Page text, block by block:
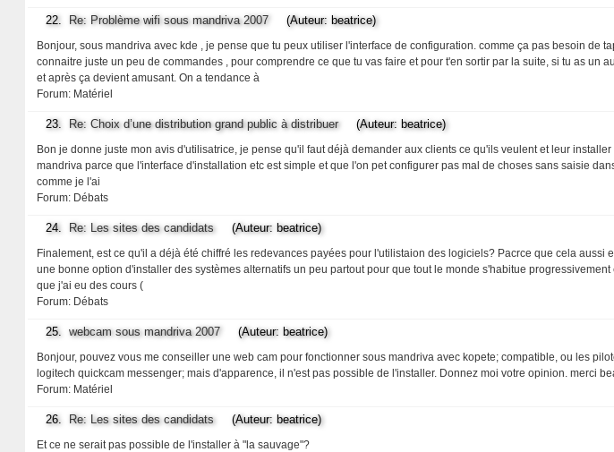
22. Re: Problème wifi sous mandriva 2007(Auteur: beatrice)
Bonjour, sous mandriva avec kde , je pense que tu peux utiliser l'interface de configuration. comme ça pas besoin de
connaitre juste un peu de commandes , pour comprendre ce que tu vas faire et pour t'en sortir par la suite, si tu as un
et après ça devient amusant. On a tendance à
Forum: Matériel
23. Re: Choix d’une distribution grand public à distribuer(Auteur: beatrice)
Bon je donne juste mon avis d'utilisatrice, je pense qu'il faut déjà demander aux clients ce qu'ils veulent et leur
mandriva parce que l'interface d'installation etc est simple et que l'on pet configurer pas mal de choses sans saisie
comme je l'ai
Forum: Débats
24. Re: Les sites des candidats(Auteur: beatrice)
Finalement, est ce qu'il a déjà été chiffré les redevances payées pour l'utilistaion des logiciels? Pacrce que cela aussi
une bonne option d'installer des systèmes alternatifs un peu partout pour que tout le monde s'habitue
que j'ai eu des cours (
Forum: Débats
25. webcam sous mandriva 2007(Auteur: beatrice)
Bonjour, pouvez vous me conseiller une web cam pour fonctionner sous mandriva avec kopete; compatible, ou les
logitech quickcam messenger; mais d'apparence, il n'est pas possible de l'installer. Donnez moi votre opinion. merci
Forum: Matériel
26. Re: Les sites des candidats(Auteur: beatrice)
Et ce ne serait pas possible de l'installer à "la sauvage"?